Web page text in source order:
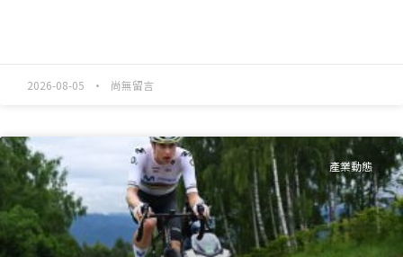
2026-08-05 尚無留言
產業動態